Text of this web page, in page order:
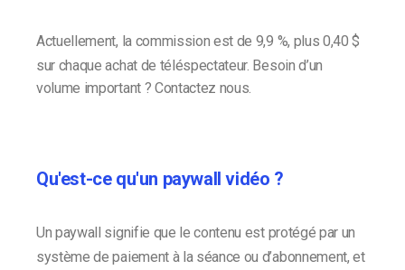
Actuellement, la commission est de 9,9 %, plus 0,40 $
sur chaque achat de téléspectateur. Besoin d’un
volume important ? Contactez nous.
Qu'est-ce qu'un paywall vidéo ?
Un paywall signifie que le contenu est protégé par un
système de paiement à la séance ou d’abonnement, et